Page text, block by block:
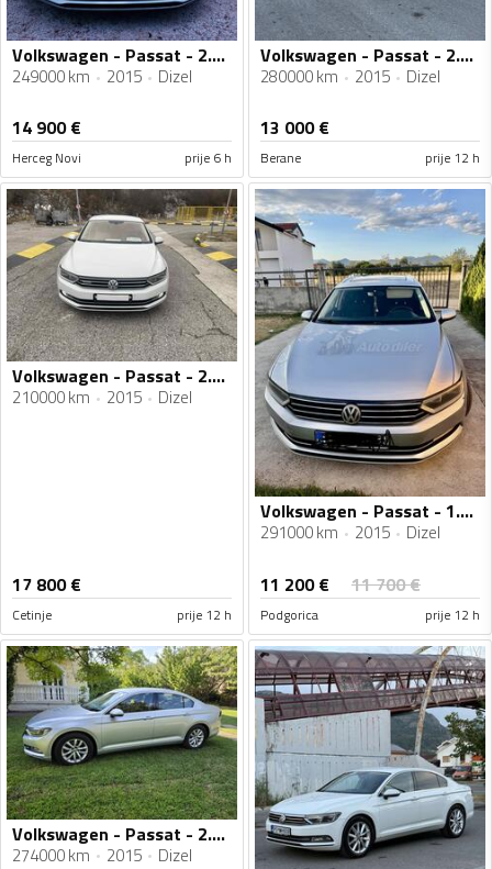
Volkswagen - Passat - 2.0 140kw 4motion
249000 km 2015 Dizel
14 900€
Herceg Novi prije 6 h
Volkswagen - Passat - 2.0 TDI
280000 km 2015 Dizel
13 000€
Berane prije 12 h
Volkswagen - Passat - 2.0 tdi 4motion
210000 km 2015 Dizel
17 800€
Cetinje prije 12 h
Volkswagen - Passat - 1.6 tdi
291000 km 2015 Dizel
11 200€ 11 700€
Podgorica prije 12 h
Volkswagen - Passat - 2.0 diesel 150 hp
274000 km 2015 Dizel